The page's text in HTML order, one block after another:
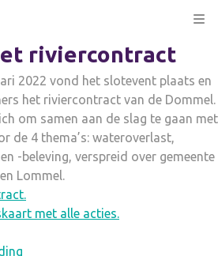
riviercontract
2022 vond het slotevent plaats en
het riviercontract van de Dommel.
om samen aan de slag te gaan met
de 4 thema’s: wateroverlast,
-beleving, verspreid over gemeente
Lommel.
met alle acties.